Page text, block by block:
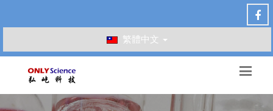
繁體中文